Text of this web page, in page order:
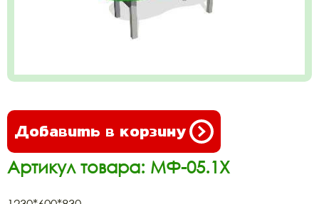
Добавить в корзину
Артикул товара: МФ-05.1Х